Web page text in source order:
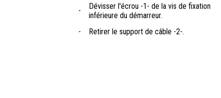
-
Dévisser l'écrou -1- de la vis de fixation
inférieure du démarreur.
-
Retirer le support de câble -2-.